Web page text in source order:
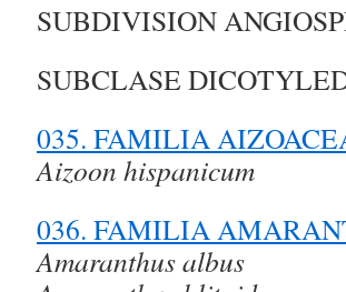
SUBDIVISION
SUBCLASE
035. FAMILIA
Aizoon hispanicum
036. FAMILIA
Amaranthus albus